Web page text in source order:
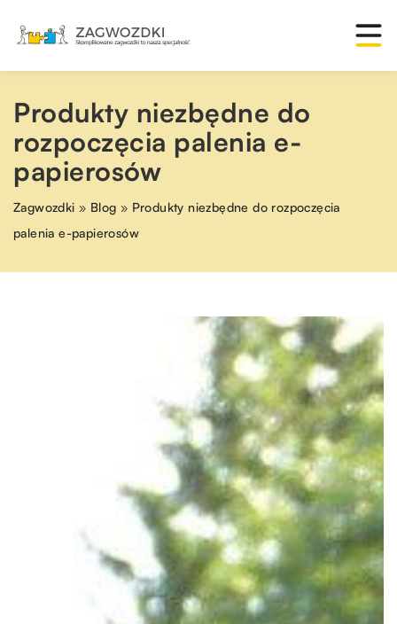
Produkty niezbędne do
rozpoczęcia palenia e-
papierosów
Zagwozdki » Blog » Produkty niezbędne do rozpoczęcia
palenia e-papierosów